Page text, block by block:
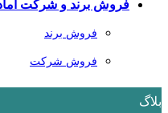
فروش برند و شرکت
فروش برند
فروش شرکت
بلاگ